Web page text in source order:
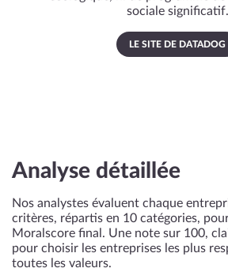
sociale significatif.
LE SITE DE DATADOG
Analyse détaillée
Nos analystes évaluent chaque
critères, répartis en 10 catégories,
Moralscore final. Une note sur 100,
pour choisir les entreprises les plus
toutes les valeurs.